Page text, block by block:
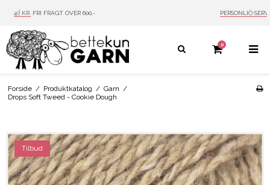
PERSONLIG SERVICE MAIL: INFO@BETTEKUN.DK
0
Forside / Produktkatalog / Garn /
Drops Soft Tweed - Cookie Dough
Tilbud